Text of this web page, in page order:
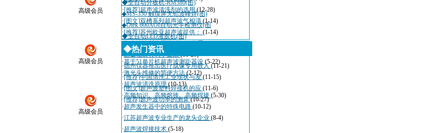
高级会员
高级会员
高级会员
◆全自动分板机-RM380(图)
◆MS-350 触摸屏无铅波峰焊(图)
◆Otek 600AOI自动光学检测仪(图
◆全自动LED灌胶机(图)
·[推荐]超声波清洗剂的选用(12-28)
·[图文]双槽系列超声波气相清(1-14)
·[推荐]苏州欧亚超声波提供： (1-14)
超声波诊断仪国际招标10月看
·适量辐射有利于健康(11-20)
·德州仪器推出医疗成像专用嵌入 (11-21)
·[推荐]中国清洗工业现状与发(11-15)
·[图文]超声波塑料焊接机的应 (11-6)
·[推荐]超声波功率的测算(10-27)
◆热门资讯
·基于51单片机超声波测距器设 (5-22)
·激光头维修的简便方法(2-12)
·超声波清洗原理(10-13)
·高频知识、高频熔接、高频焊接 (5-30)
·超声发生器中的特殊电路 (10-12)
·江苏超声波专业生产的龙头企业 (8-4)
·超声波焊接技术 (5-18)